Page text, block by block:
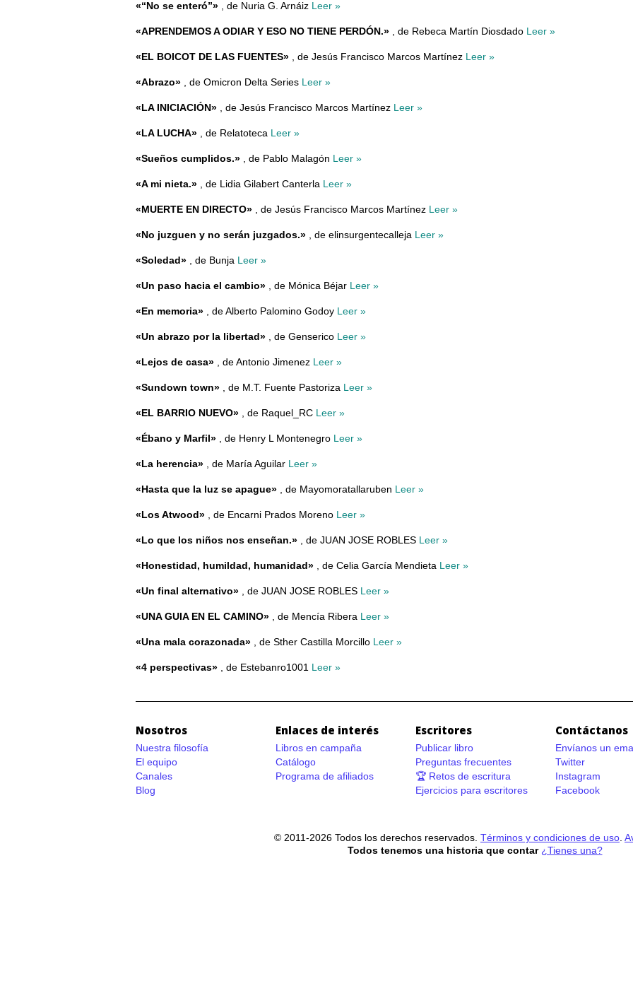
«“No se enteró”» , de Nuria G. Arnáiz Leer »
«APRENDEMOS A ODIAR Y ESO NO TIENE PERDÓN.» , de Rebeca Martín Diosdado Leer »
«EL BOICOT DE LAS FUENTES» , de Jesús Francisco Marcos Martínez Leer »
«Abrazo» , de Omicron Delta Series Leer »
«LA INICIACIÓN» , de Jesús Francisco Marcos Martínez Leer »
«LA LUCHA» , de Relatoteca Leer »
«Sueños cumplidos.» , de Pablo Malagón Leer »
«A mi nieta.» , de Lidia Gilabert Canterla Leer »
«MUERTE EN DIRECTO» , de Jesús Francisco Marcos Martínez Leer »
«No juzguen y no serán juzgados.» , de elinsurgentecalleja Leer »
«Soledad» , de Bunja Leer »
«Un paso hacia el cambio» , de Mónica Béjar Leer »
«En memoria» , de Alberto Palomino Godoy Leer »
«Un abrazo por la libertad» , de Genserico Leer »
«Lejos de casa» , de Antonio Jimenez Leer »
«Sundown town» , de M.T. Fuente Pastoriza Leer »
«EL BARRIO NUEVO» , de Raquel_RC Leer »
«Ébano y Marfil» , de Henry L Montenegro Leer »
«La herencia» , de María Aguilar Leer »
«Hasta que la luz se apague» , de Mayomoratallaruben Leer »
«Los Atwood» , de Encarni Prados Moreno Leer »
«Lo que los niños nos enseñan.» , de JUAN JOSE ROBLES Leer »
«Honestidad, humildad, humanidad» , de Celia García Mendieta Leer »
«Un final alternativo» , de JUAN JOSE ROBLES Leer »
«UNA GUIA EN EL CAMINO» , de Mencía Ribera Leer »
«Una mala corazonada» , de Sther Castilla Morcillo Leer »
«4 perspectivas» , de Estebanro1001 Leer »
Nosotros
Nuestra filosofía
El equipo
Canales
Blog
Enlaces de interés
Libros en campaña
Catálogo
Programa de afiliados
Escritores
Publicar libro
Preguntas frecuentes
🏆 Retos de escritura
Ejercicios para escritores
Contáctanos
Envíanos un
Twitter
Instagram
Facebook
© 2011-2026 Todos los derechos reservados. Términos y condiciones de uso
Todos tenemos una historia que contar ¿Tienes una?